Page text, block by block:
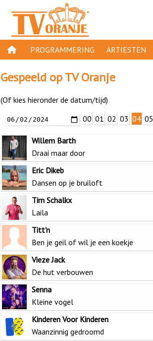
PROGRAMMERING
11 VAN ORANJE
ARTIESTEN
Gespeeld op TV Oranje
(Of kies hieronder de datum/tijd)
00 01 02 03 04 05
Willem Barth
Draai maar door
Eric Dikeb
Dansen op je bruiloft
Tim Schalkx
Laila
Titt'n
Ben je geil of wil je een koekje
Vieze Jack
De hut verbouwen
Senna
Kleine vogel
Kinderen Voor Kinderen
Waanzinnig gedroomd